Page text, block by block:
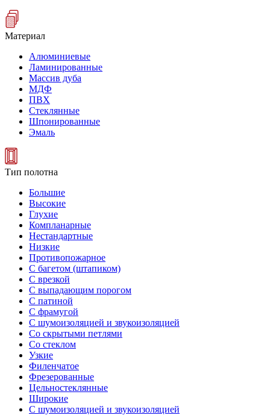
Материал
Алюминиевые
Ламинированные
Массив дуба
МДФ
ПВХ
Стеклянные
Шпонированные
Эмаль
Тип полотна
Большие
Высокие
Глухие
Компланарные
Нестандартные
Низкие
Противопожарное
С багетом (штапиком)
С врезкой
С выпадающим порогом
С патиной
С фрамугой
С шумоизоляцией и звукоизоляцией
Со скрытыми петлями
Со стеклом
Узкие
Филенчатое
Фрезерованные
Цельностеклянные
Широкие
С шумоизоляцией и звукоизоляцией